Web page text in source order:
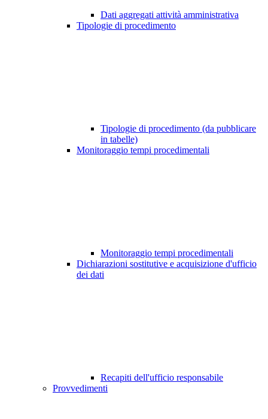
Dati aggregati attività amministrativa
Tipologie di procedimento
Tipologie di procedimento (da pubblicare
in tabelle)
Monitoraggio tempi procedimentali
Monitoraggio tempi procedimentali
Dichiarazioni sostitutive e acquisizione d'ufficio
dei dati
Recapiti dell'ufficio responsabile
Provvedimenti